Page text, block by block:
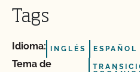
Tags
Idioma: INGLÉS ESPAÑOL
Tema de